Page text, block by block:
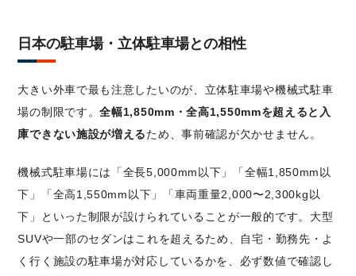
日本の駐車場・立体駐車場との相性
大きい外車で最も注意したいのが、立体駐車場や機械式駐車
場の制限です。全幅1,850mm・全高1,550mmを超えると入
庫できない施設が増えるため、事前確認が欠かせません。
機械式駐車場には「全長5,000mm以下」「全幅1,850mm以
下」「全高1,550mm以下」「車両重量2,000〜2,300kg以
下」といった制限が設けられていることが一般的です。大型
SUVや一部のセダンはこれを超えるため、自宅・勤務先・よ
く行く施設の駐車場が対応しているかを、必ず数値で確認し